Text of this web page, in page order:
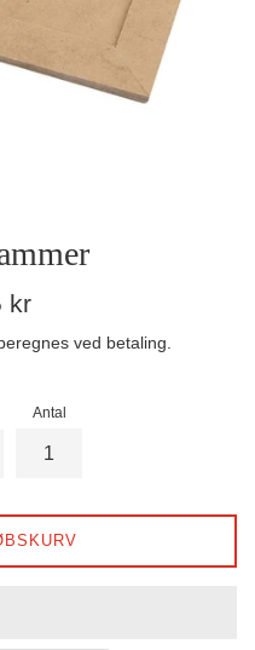
kr
ved betaling.
Antal